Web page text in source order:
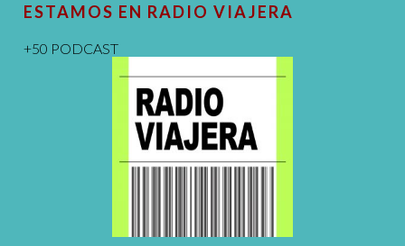
ESTAMOS EN RADIO VIAJERA
+50 PODCAST